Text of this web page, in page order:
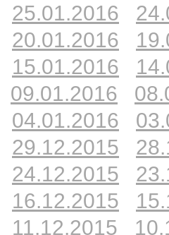
25.01.2016
20.01.2016
15.01.2016
09.01.2016
04.01.2016
29.12.2015
24.12.2015
16.12.2015
11.12.2015